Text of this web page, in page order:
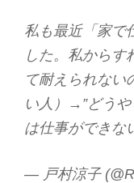
私も最近「家で
した。私からす
て耐えられな
い人）→”どう
は仕事ができな
— 戸村涼子